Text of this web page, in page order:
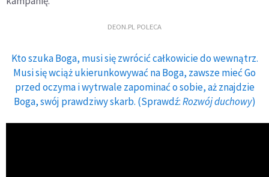
DEON.PL POLECA
Kto szuka Boga, musi się zwrócić całkowicie do wewnątrz.
Musi się wciąż ukierunkowywać na Boga, zawsze mieć Go
przed oczyma i wytrwale zapominać o sobie, aż znajdzie
Boga, swój prawdziwy skarb. (Sprawdź:Rozwój duchowy)